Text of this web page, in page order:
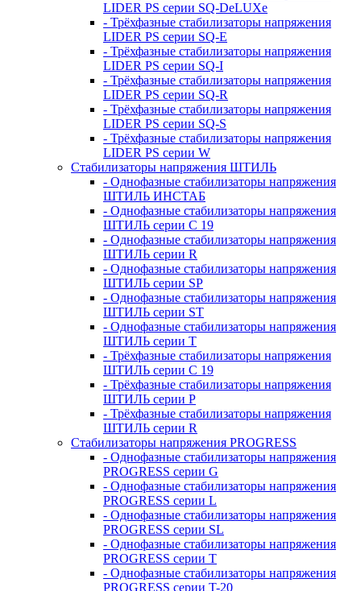
LIDER PS серии SQ-DeLUXe
- Трёхфазные стабилизаторы напряжения
LIDER PS серии SQ-E
- Трёхфазные стабилизаторы напряжения
LIDER PS серии SQ-I
- Трёхфазные стабилизаторы напряжения
LIDER PS серии SQ-R
- Трёхфазные стабилизаторы напряжения
LIDER PS серии SQ-S
- Трёхфазные стабилизаторы напряжения
LIDER PS серии W
Стабилизаторы напряжения ШТИЛЬ
- Однофазные стабилизаторы напряжения
ШТИЛЬ ИНСТАБ
- Однофазные стабилизаторы напряжения
ШТИЛЬ серии C 19
- Однофазные стабилизаторы напряжения
ШТИЛЬ серии R
- Однофазные стабилизаторы напряжения
ШТИЛЬ серии SP
- Однофазные стабилизаторы напряжения
ШТИЛЬ серии ST
- Однофазные стабилизаторы напряжения
ШТИЛЬ серии T
- Трёхфазные стабилизаторы напряжения
ШТИЛЬ серии C 19
- Трёхфазные стабилизаторы напряжения
ШТИЛЬ серии P
- Трёхфазные стабилизаторы напряжения
ШТИЛЬ серии R
Стабилизаторы напряжения PROGRESS
- Однофазные стабилизаторы напряжения
PROGRESS серии G
- Однофазные стабилизаторы напряжения
PROGRESS серии L
- Однофазные стабилизаторы напряжения
PROGRESS серии SL
- Однофазные стабилизаторы напряжения
PROGRESS серии T
- Однофазные стабилизаторы напряжения
PROGRESS серии T-20